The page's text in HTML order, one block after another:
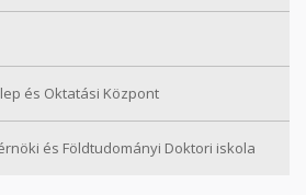
és Oktatási Központ
és Földtudományi Doktori iskola